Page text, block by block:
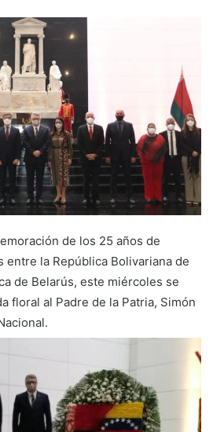
de los 25 años de
entre la República Bolivariana de
de Belarús, este miércoles se
floral al Padre de la Patria, Simón